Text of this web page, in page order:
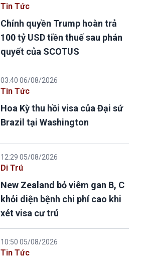
Tin Tức
Chính quyền Trump hoàn trả
100 tỷ USD tiền thuế sau phán
quyết của SCOTUS
03:40 06/08/2026
Tin Tức
Hoa Kỳ thu hồi visa của Đại sứ
Brazil tại Washington
12:29 05/08/2026
Di Trú
New Zealand bỏ viêm gan B, C
khỏi diện bệnh chi phí cao khi
xét visa cư trú
10:50 05/08/2026
Tin Tức